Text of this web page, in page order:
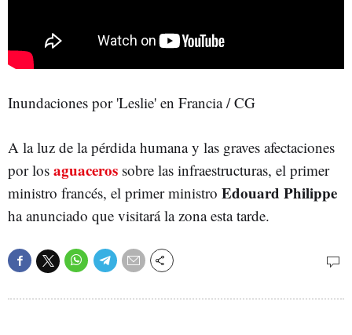
Inundaciones por 'Leslie' en Francia / CG
A la luz de la pérdida humana y las graves afectaciones
por los aguaceros sobre las infraestructuras, el primer
ministro francés, el primer ministro Edouard Philippe
ha anunciado que visitará la zona esta tarde.